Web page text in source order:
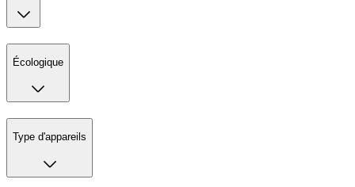
Écologique
Type d'appareils